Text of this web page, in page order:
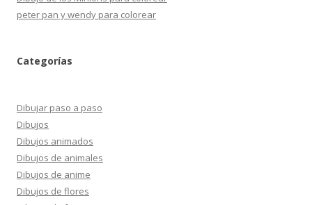
peter pan y wendy para colorear
Categorías
Dibujar paso a paso
Dibujos
Dibujos animados
Dibujos de animales
Dibujos de anime
Dibujos de flores